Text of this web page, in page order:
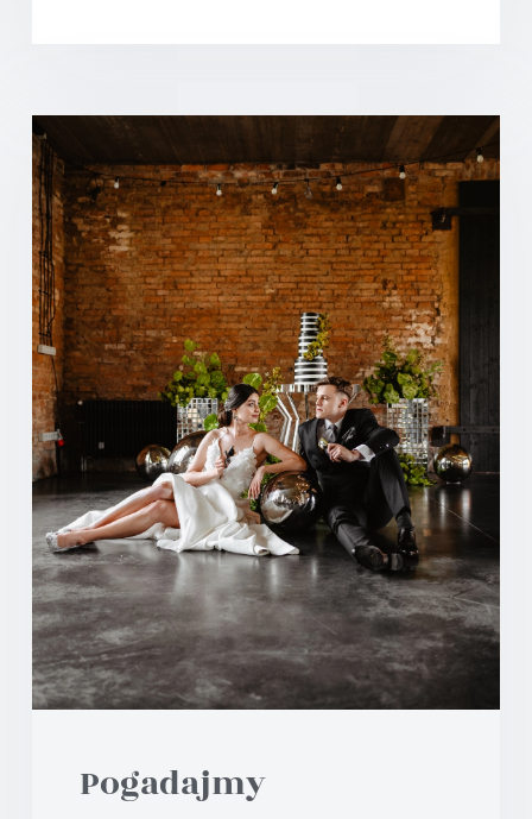
Pogadajmy